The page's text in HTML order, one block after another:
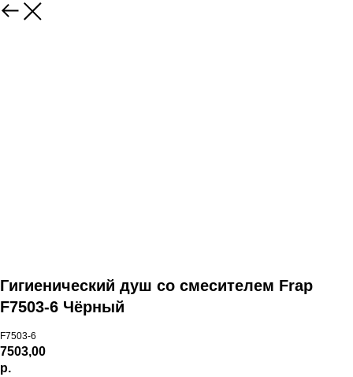
Гигиенический душ со смесителем Frap
F7503-6 Чёрный
F7503-6
7503,00
р.